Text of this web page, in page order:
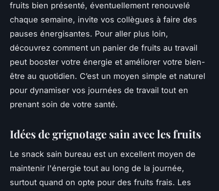
fruits bien présenté, éventuellement renouvelé
chaque semaine, invite vos collègues à faire des
pauses énergisantes. Pour aller plus loin,
découvrez comment un panier de fruits au travail
peut booster votre énergie et améliorer votre bien-
être au quotidien. C’est un moyen simple et naturel
pour dynamiser vos journées de travail tout en
prenant soin de votre santé.
Idées de grignotage sain avec les fruits
Le snack sain bureau est un excellent moyen de
maintenir l'énergie tout au long de la journée,
surtout quand on opte pour des fruits frais. Les